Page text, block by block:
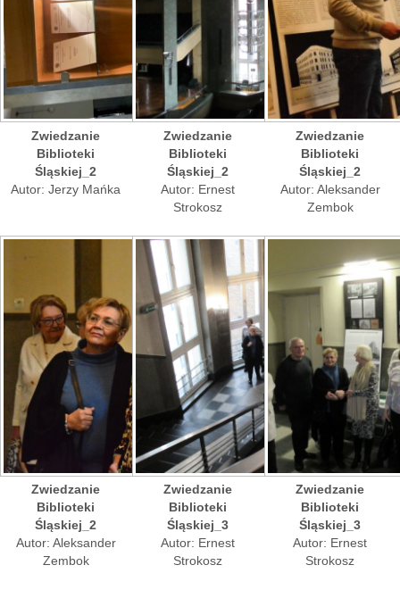
Zwiedzanie
Biblioteki
Śląskiej_2
Autor: Jerzy Mańka
Zwiedzanie
Biblioteki
Śląskiej_2
Autor: Ernest
Strokosz
Zwiedzanie
Biblioteki
Śląskiej_2
Autor: Aleksander
Zembok
Zwiedzanie
Biblioteki
Śląskiej_2
Autor: Aleksander
Zembok
Zwiedzanie
Biblioteki
Śląskiej_3
Autor: Ernest
Strokosz
Zwiedzanie
Biblioteki
Śląskiej_3
Autor: Ernest
Strokosz